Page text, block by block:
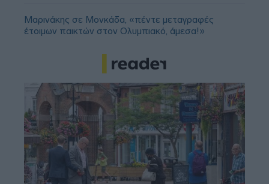
Μαρινάκης σε Μονκάδα, «πέντε μεταγραφές
έτοιμων παικτών στον Ολυμπιακό, άμεσα!»